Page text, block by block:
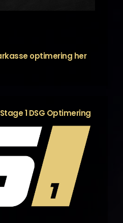
optimering her
1 DSG Optimering